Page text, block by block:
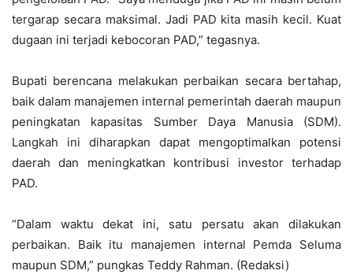
tergarap secara maksimal. Jadi PAD kita masih kecil. Kuat
dugaan ini terjadi kebocoran PAD,” tegasnya.
Bupati berencana melakukan perbaikan secara bertahap,
baik dalam manajemen internal pemerintah daerah maupun
peningkatan kapasitas Sumber Daya Manusia (SDM).
Langkah ini diharapkan dapat mengoptimalkan potensi
daerah dan meningkatkan kontribusi investor terhadap
PAD.
“Dalam waktu dekat ini, satu persatu akan dilakukan
perbaikan. Baik itu manajemen internal Pemda Seluma
maupun SDM,” pungkas Teddy Rahman. (Redaksi)